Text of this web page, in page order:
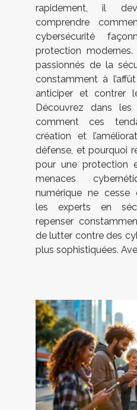
rapidement, il
comprendre
cybersécurité
protection
passionnés de la
constamment à
anticiper et contrer
Découvrez dans les
comment ces
création et
défense, et pourquoi
pour une protection
menaces
numérique ne cesse
les experts en
repenser
de lutter contre des
plus sophistiquées.